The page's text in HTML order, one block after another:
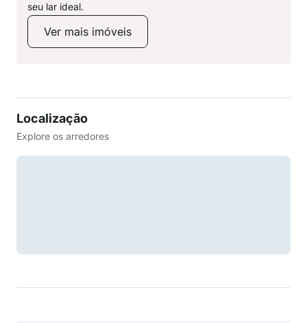
seu lar ideal.
Ver mais imóveis
Localização
Explore os arredores